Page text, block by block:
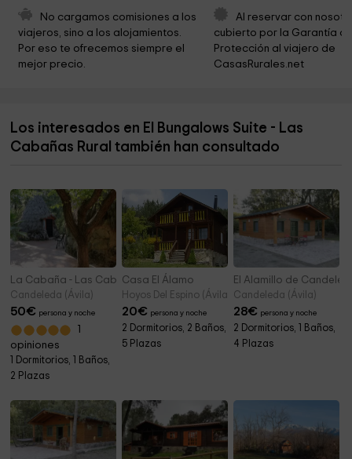
Ermita de San Blas 5,3 km
5,4 km
Plaza Del Castillo
No cargamos comisiones a los
viajeros, sino a los alojamientos.
Por eso te ofrecemos siempre el
mejor precio.
Al reservar con
cubierto por la Garantía
Protección al viajero de
CasasRurales.net
Los interesados en El Bungalows Suite - Las
Cabañas Rural también han consultado
La Cabaña - Las Cabañas Rural
Candeleda (Ávila)
50€ persona y noche
opiniones
1 Dormitorios, 1 Baños,
2 Plazas
Casa El Álamo
Hoyos Del Espino (Ávila)
20€ persona y noche
2 Dormitorios, 2 Baños,
5 Plazas
El Alamillo de
Candeleda (Ávila)
28€ persona y noche
2 Dormitorios, 1 Baños,
4 Plazas